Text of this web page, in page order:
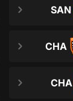
SAN
CHA
CHA